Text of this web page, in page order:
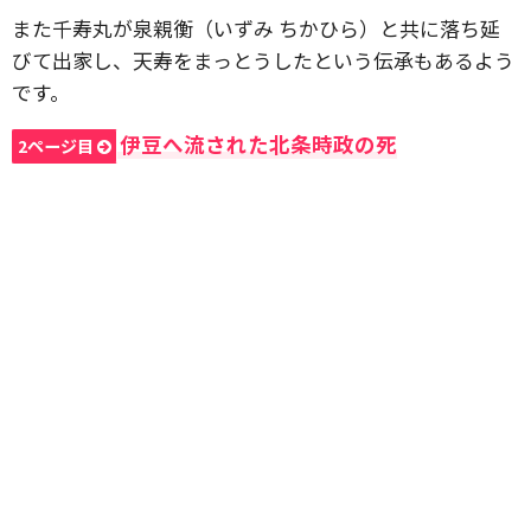
また千寿丸が泉親衡（いずみ ちかひら）と共に落ち延
びて出家し、天寿をまっとうしたという伝承もあるよう
です。
2ページ目 伊豆へ流された北条時政の死